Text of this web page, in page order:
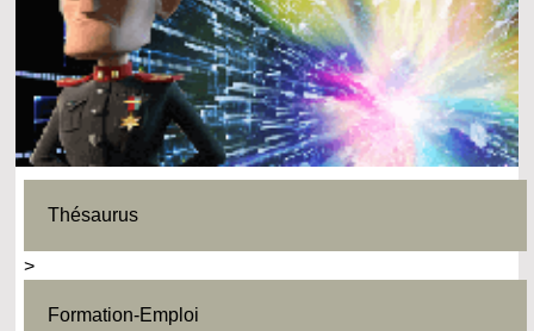
Thésaurus
>
Formation-Emploi